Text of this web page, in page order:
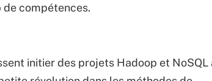
compétences.
initier des projets Hadoop et NoSQL